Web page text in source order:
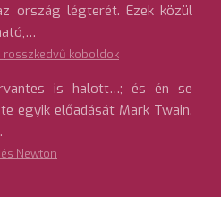
ország légterét. Ezek közül
rosszkedvű koboldok
is halott…; és én se
egyik előadását Mark Twain.
Newton